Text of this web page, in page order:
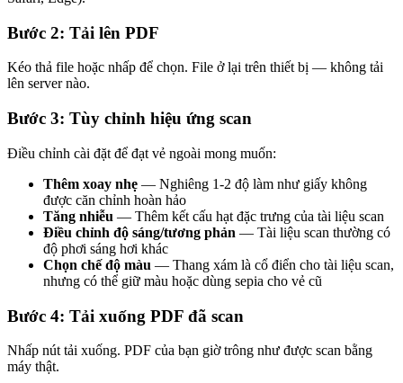
Bước 2: Tải lên PDF
Kéo thả file hoặc nhấp để chọn. File ở lại trên thiết bị — không tải
lên server nào.
Bước 3: Tùy chỉnh hiệu ứng scan
Điều chỉnh cài đặt để đạt vẻ ngoài mong muốn:
Thêm xoay nhẹ — Nghiêng 1-2 độ làm như giấy không
được căn chỉnh hoàn hảo
Tăng nhiễu — Thêm kết cấu hạt đặc trưng của tài liệu scan
Điều chỉnh độ sáng/tương phản — Tài liệu scan thường có
độ phơi sáng hơi khác
Chọn chế độ màu — Thang xám là cổ điển cho tài liệu scan,
nhưng có thể giữ màu hoặc dùng sepia cho vẻ cũ
Bước 4: Tải xuống PDF đã scan
Nhấp nút tải xuống. PDF của bạn giờ trông như được scan bằng
máy thật.